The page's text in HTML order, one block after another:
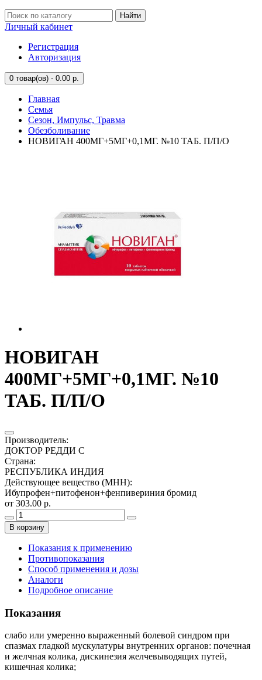
Найти
Личный кабинет
Регистрация
Авторизация
0 товар(ов) - 0.00 р.
Главная
Семья
Сезон, Импульс, Травма
Обезболивание
НОВИГАН 400МГ+5МГ+0,1МГ. №10 ТАБ. П/П/О
НОВИГАН
400МГ+5МГ+0,1МГ. №10
ТАБ. П/П/О
Производитель:
ДОКТОР РЕДДИ С
Страна:
РЕСПУБЛИКА ИНДИЯ
Действующее вещество (МНН):
Ибупрофен+питофенон+фенпивериния бромид
от 303.00 р.
В корзину
Показания к применению
Противопоказания
Способ применения и дозы
Аналоги
Подробное описание
Показания
слабо или умеренно выраженный болевой синдром при
спазмах гладкой мускулатуры внутренних органов: почечная
и желчная колика, дискинезия желчевыводящих путей,
кишечная колика;